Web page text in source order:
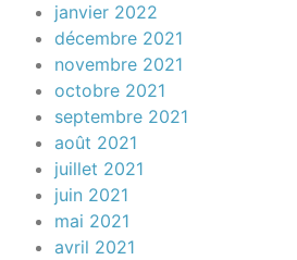
janvier 2022
décembre 2021
novembre 2021
octobre 2021
septembre 2021
août 2021
juillet 2021
juin 2021
mai 2021
avril 2021